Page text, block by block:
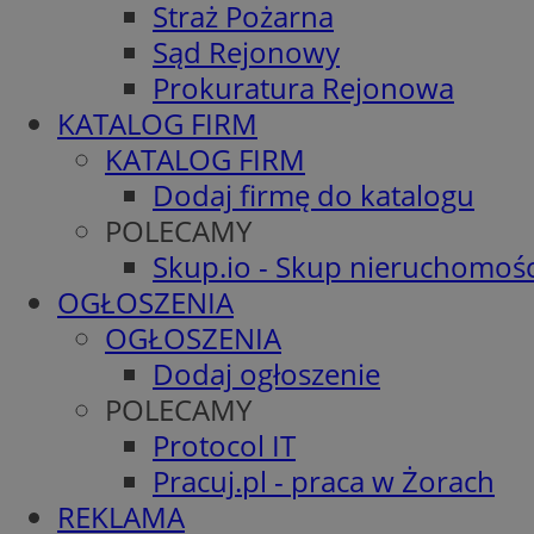
Straż Pożarna
Sąd Rejonowy
Prokuratura Rejonowa
KATALOG FIRM
KATALOG FIRM
Dodaj firmę do katalogu
POLECAMY
Skup.io - Skup
OGŁOSZENIA
OGŁOSZENIA
Dodaj ogłoszenie
POLECAMY
Protocol IT
Pracuj.pl - praca w Żorach
REKLAMA